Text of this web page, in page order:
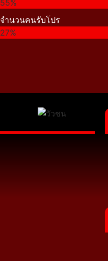
55%
จำนวนคนรับโปร
27%